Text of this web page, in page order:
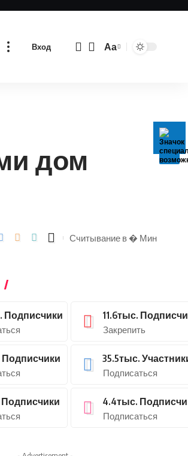
Вход
Изменение
Аа
дом
Считывание в � Мин
Подписчики 11.6тыс.
Закрепить
Подписчики 35.5тыс.
Подписаться
Подписчики 4.4тыс.
Подписаться